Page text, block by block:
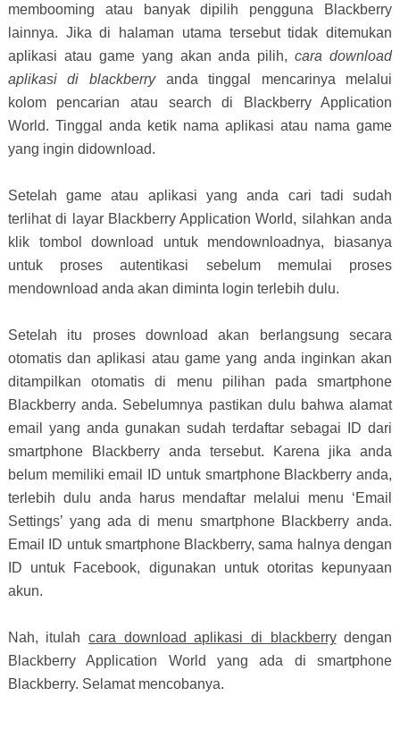
membooming atau banyak dipilih pengguna Blackberry
lainnya. Jika di halaman utama tersebut tidak ditemukan
aplikasi atau game yang akan anda pilih,cara download
aplikasi di blackberryanda tinggal mencarinya melalui
kolom pencarian atau search di Blackberry Application
World. Tinggal anda ketik nama aplikasi atau nama game
yang ingin didownload.
Setelah game atau aplikasi yang anda cari tadi sudah
terlihat di layar Blackberry Application World, silahkan anda
klik tombol download untuk mendownloadnya, biasanya
untuk proses autentikasi sebelum memulai proses
mendownload anda akan diminta login terlebih dulu.
Setelah itu proses download akan berlangsung secara
otomatis dan aplikasi atau game yang anda inginkan akan
ditampilkan otomatis di menu pilihan pada smartphone
Blackberry anda. Sebelumnya pastikan dulu bahwa alamat
email yang anda gunakan sudah terdaftar sebagai ID dari
smartphone Blackberry anda tersebut. Karena jika anda
belum memiliki email ID untuk smartphone Blackberry anda,
terlebih dulu anda harus mendaftar melalui menu ‘Email
Settings’ yang ada di menu smartphone Blackberry anda.
Email ID untuk smartphone Blackberry, sama halnya dengan
ID untuk Facebook, digunakan untuk otoritas kepunyaan
akun.
Nah, itulahcara download aplikasi di blackberrydengan
Blackberry Application World yang ada di smartphone
Blackberry. Selamat mencobanya.